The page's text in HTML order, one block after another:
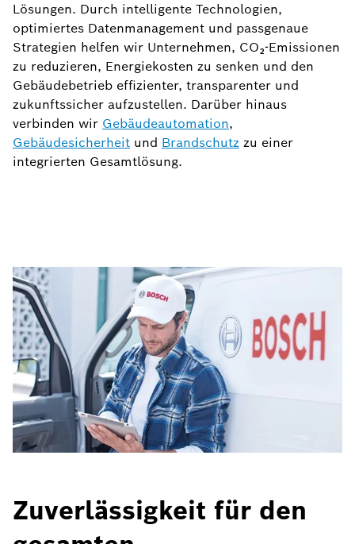
Lösungen. Durch intelligente Technologien,
optimiertes Datenmanagement und passgenaue
Strategien helfen wir Unternehmen, CO₂-Emissionen
zu reduzieren, Energiekosten zu senken und den
Gebäudebetrieb effizienter, transparenter und
zukunftssicher aufzustellen. Darüber hinaus
verbinden wir Gebäudeautomation,
Gebäudesicherheit und Brandschutz zu einer
integrierten Gesamtlösung.
Zuverlässigkeit für den